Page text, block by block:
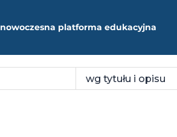
nowoczesna platforma edukacyjna